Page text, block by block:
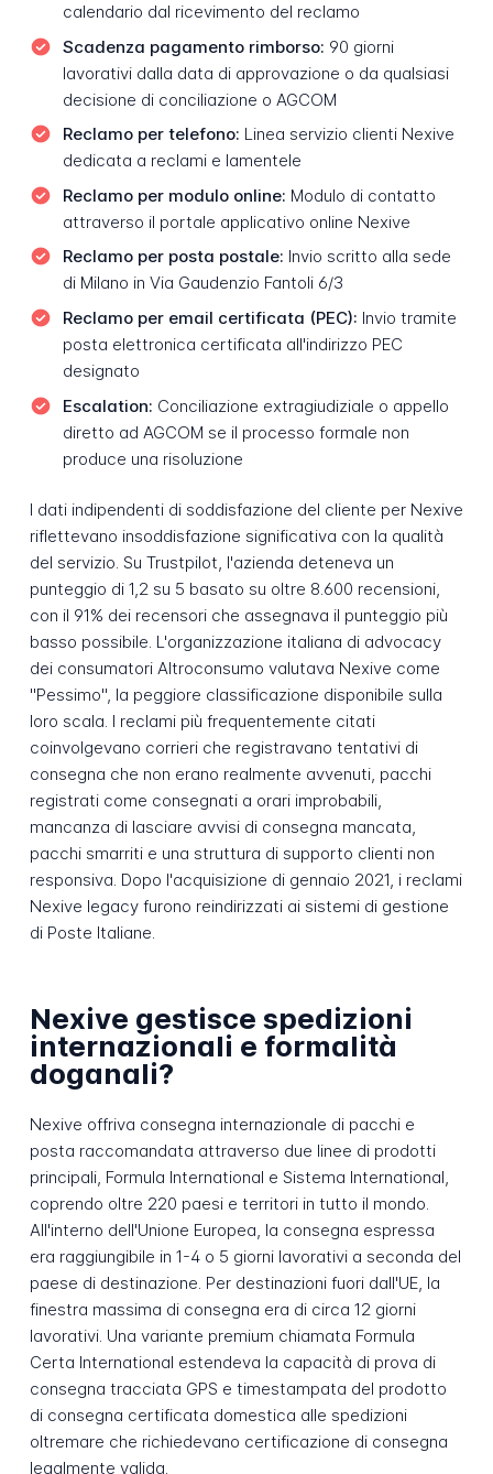
calendario dal ricevimento del reclamo
Scadenza pagamento rimborso: 90 giorni
lavorativi dalla data di approvazione o da qualsiasi
decisione di conciliazione o AGCOM
Reclamo per telefono: Linea servizio clienti Nexive
dedicata a reclami e lamentele
Reclamo per modulo online: Modulo di contatto
attraverso il portale applicativo online Nexive
Reclamo per posta postale: Invio scritto alla sede
di Milano in Via Gaudenzio Fantoli 6/3
Reclamo per email certificata (PEC): Invio tramite
posta elettronica certificata all'indirizzo PEC
designato
Escalation: Conciliazione extragiudiziale o appello
diretto ad AGCOM se il processo formale non
produce una risoluzione
I dati indipendenti di soddisfazione del cliente per Nexive
riflettevano insoddisfazione significativa con la qualità
del servizio. Su Trustpilot, l'azienda deteneva un
punteggio di 1,2 su 5 basato su oltre 8.600 recensioni,
con il 91% dei recensori che assegnava il punteggio più
basso possibile. L'organizzazione italiana di advocacy
dei consumatori Altroconsumo valutava Nexive come
"Pessimo", la peggiore classificazione disponibile sulla
loro scala. I reclami più frequentemente citati
coinvolgevano corrieri che registravano tentativi di
consegna che non erano realmente avvenuti, pacchi
registrati come consegnati a orari improbabili,
mancanza di lasciare avvisi di consegna mancata,
pacchi smarriti e una struttura di supporto clienti non
responsiva. Dopo l'acquisizione di gennaio 2021, i reclami
Nexive legacy furono reindirizzati ai sistemi di gestione
di Poste Italiane.
Nexive gestisce spedizioni
internazionali e formalità
doganali?
Nexive offriva consegna internazionale di pacchi e
posta raccomandata attraverso due linee di prodotti
principali, Formula International e Sistema International,
coprendo oltre 220 paesi e territori in tutto il mondo.
All'interno dell'Unione Europea, la consegna espressa
era raggiungibile in 1-4 o 5 giorni lavorativi a seconda del
paese di destinazione. Per destinazioni fuori dall'UE, la
finestra massima di consegna era di circa 12 giorni
lavorativi. Una variante premium chiamata Formula
Certa International estendeva la capacità di prova di
consegna tracciata GPS e timestampata del prodotto
di consegna certificata domestica alle spedizioni
oltremare che richiedevano certificazione di consegna
legalmente valida.